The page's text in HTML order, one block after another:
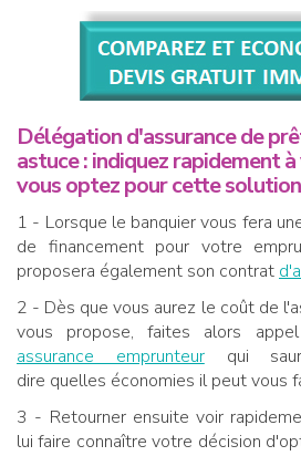
Délégation d'assurance de
astuce : indiquez rapidement
vous optez pour cette
1 - Lorsque le banquier vous fera
de financement pour votre
proposera également son contrat
2 - Dès que vous aurez le coût de
vous propose, faites alors
assurance emprunteurqui
dire quelles économies il peut vous
3 - Retourner ensuite voir
lui faire connaître votre décision